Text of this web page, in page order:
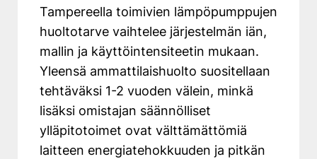
Tampereella toimivien lämpöpumppujen
huoltotarve vaihtelee järjestelmän iän,
mallin ja käyttöintensiteetin mukaan.
Yleensä ammattilaishuolto suositellaan
tehtäväksi 1-2 vuoden välein, minkä
lisäksi omistajan säännölliset
ylläpitotoimet ovat välttämättömiä
laitteen energiatehokkuuden ja pitkän